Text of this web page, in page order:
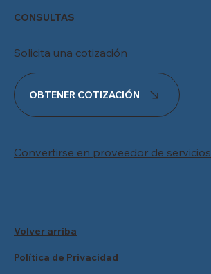
CONSULTAS
Solicita una cotización
OBTENER COTIZACIÓN
Convertirse en proveedor de servicios
Política de Privacidad
Volver arriba